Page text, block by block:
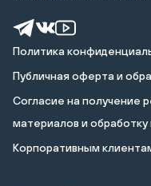
Политика
Публичная оферта и
Cогласие на
материалов и
Корпоративным